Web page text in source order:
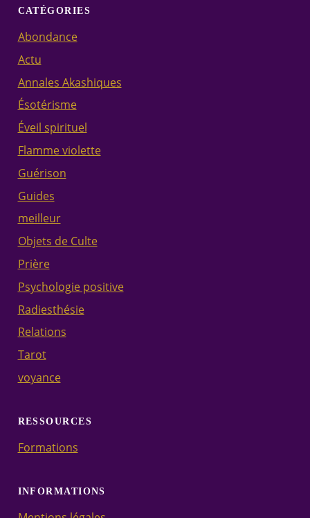
CATÉGORIES
Abondance
Actu
Annales Akashiques
Ésotérisme
Éveil spirituel
Flamme violette
Guérison
Guides
meilleur
Objets de Culte
Prière
Psychologie positive
Radiesthésie
Relations
Tarot
voyance
RESSOURCES
Formations
INFORMATIONS